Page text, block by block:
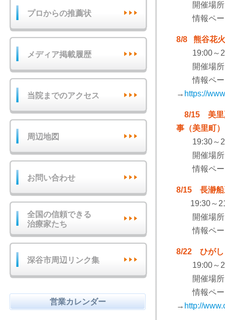
開催場所
情報ペ
8/8 熊谷花
19:00～
開催場所
情報ペー
→ https://
8/15 美里
事（美里町
19:30～
開催場所
情報ペ
8/15 長瀞船
19:30～
開催場所
情報ペ
8/22 ひがし
19:00～
開催場所
情報ペー
→ http://
プロからの推薦状
メディア掲載履歴
当院までのアクセス
周辺地図
お問い合わせ
全国の信頼できる
治療家たち
深谷市周辺リンク集
営業カレンダー